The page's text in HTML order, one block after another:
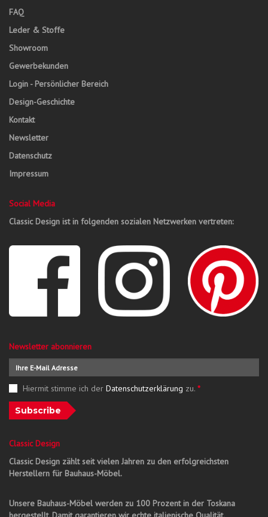
FAQ
Leder & Stoffe
Showroom
Gewerbekunden
Login - Persönlicher Bereich
Design-Geschichte
Kontakt
Newsletter
Datenschutz
Impressum
Social Media
Classic Design ist in folgenden sozialen Netzwerken vertreten:
Newsletter abonnieren
Hiermit stimme ich der Datenschutzerklärung zu. *
Subscribe
Classic Design
Classic Design zählt seit vielen Jahren zu den erfolgreichsten
Herstellern für Bauhaus-Möbel.
Unsere Bauhaus-Möbel werden zu 100 Prozent in der Toskana